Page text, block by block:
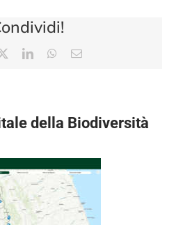
LinkedInWhatsApp
Email
della Biodiversità